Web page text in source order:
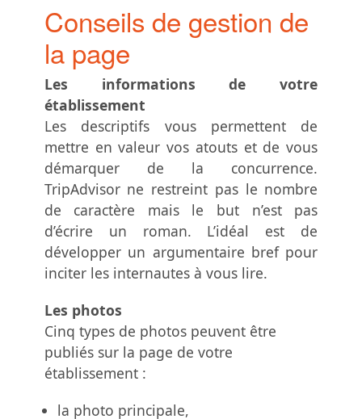
Conseils de gestion de
la page
Les informations de votre
établissement
Les descriptifs vous permettent de
mettre en valeur vos atouts et de vous
démarquer de la concurrence.
TripAdvisor ne restreint pas le nombre
de caractère mais le but n’est pas
d’écrire un roman. L’idéal est de
développer un argumentaire bref pour
inciter les internautes à vous lire.
Les photos
Cinq types de photos peuvent être
publiés sur la page de votre
établissement :
la photo principale,